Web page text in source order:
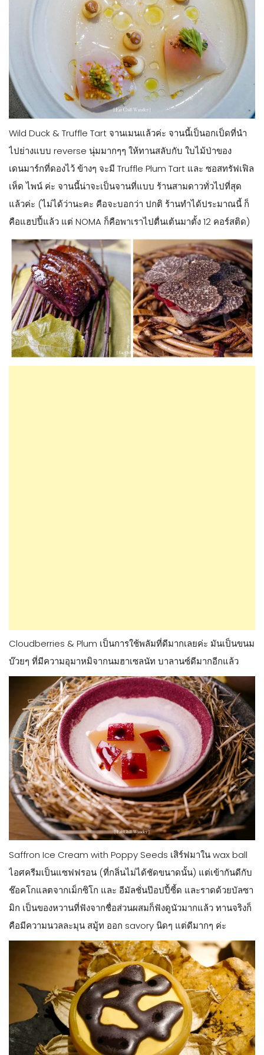
Wild Duck & Truffle Tart จานเมนแล้วค่ะ จานนี้เป็นอกเป็ดที่นำ
ไปย่างแบบ reverse นุ่มมากๆๆ ให้ทานสลับกับ ใบไม้ป่าของ
เดนมาร์กที่ดองไว้ ข้างๆ จะมี Truffle Plum Tart และ ซอสทรัฟเฟิล
เห็ด ไพน์ ค่ะ จานนี้น่าจะเป็นจานที่แบบ ร้านสามดาวทั่วไปที่สุด
แล้วค่ะ (ไม่ได้ว่านะคะ คือจะบอกว่า ปกติ ร้านทำได้ประมาณนี้ ก็
คือแฮปปี้แล้ว แต่ NOMA ก็คือพาเราไปตื่นเต้นมาตั้ง 12 คอร์สติด)
Cloudberries & Plum เป็นการใช้พลัมที่ดีมากเลยค่ะ มันเป็นขนม
บ๊วยๆ ที่มีความอุมาหมิจากนมฮาเซลนัท บาลานซ์ดีมากอีกแล้ว
Saffron Ice Cream with Poppy Seeds เสิร์ฟมาใน wax ball
ไอศครีมเป็นแซฟฟรอน (ที่กลิ่นไม่ได้ชัดขนาดนั้น) แต่เข้ากันดีกับ
ช๊อคโกแลตจากเม็กซิโก และ อีมัลชั่นป๊อปปี้ซี้ด และราดด้วยบัลซา
มิก เป็นของหวานที่ฟังจากชื่อส่วนผสมก็ฟังดูนัวมากแล้ว ทานจริงก็
คือมีความนวลละมุน สมู้ท ออก savory นิดๆ แต่ดีมากๆ ค่ะ